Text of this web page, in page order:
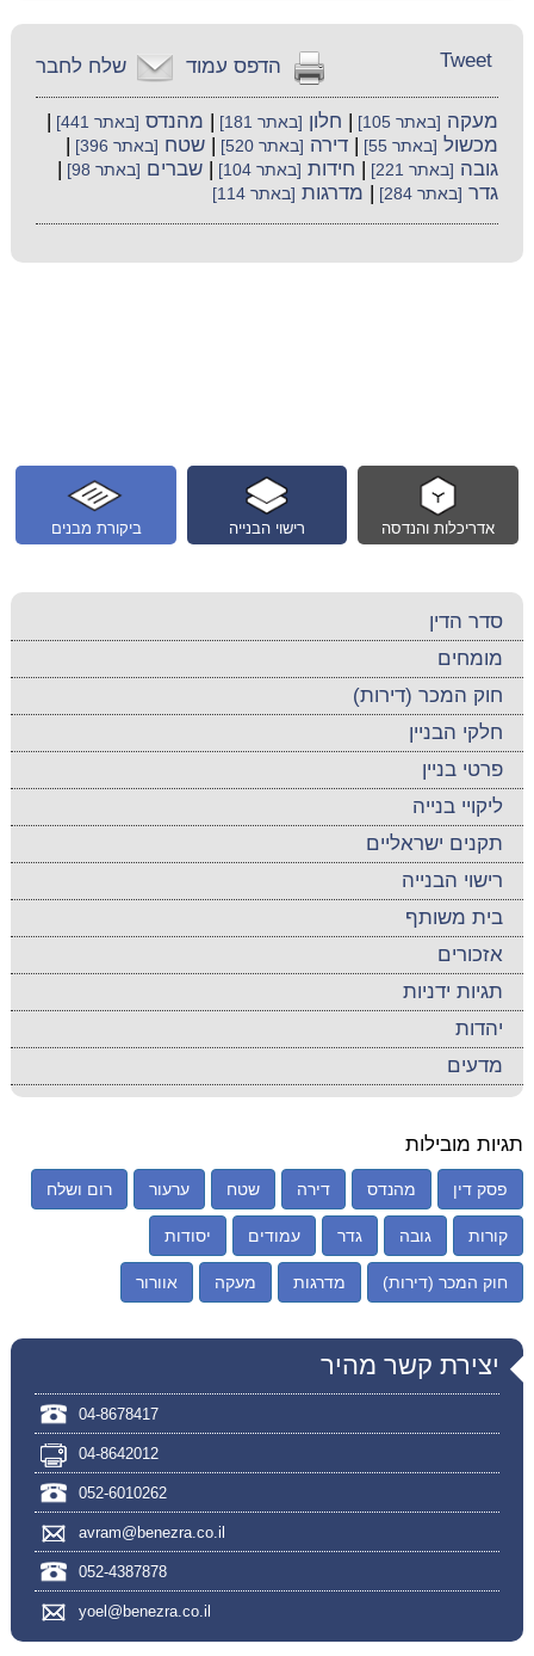
שלח לחבר הדפס עמוד Tweet
מעקה [באתר 105] חלון [באתר 181] מהנדס [באתר 441]
מכשול [באתר 55] |דירה [באתר 520] |שטח [באתר 396]
גובה [באתר 221] חידות [באתר 104] |שברים [באתר 98]
גדר [באתר 284] מדרגות [באתר 114]
ביקורת מבנים רישוי הבנייה אדריכלות והנדסה
סדר הדין
מומחים
חוק המכר (דירות)
חלקי הבניין
פרטי בניין
ליקויי בנייה
תקנים ישראליים
רישוי הבנייה
בית משותף
אזכורים
תגיות ידניות
יהדות
מדעים
תגיות מובילות
פסק דין מהנדס דירה שטח ערעור רום ושלח
קורות גובה גדר עמודים יסודות
חוק המכר (דירות) מדרגות מעקה אוורור
יצירת קשר מהיר
04-8678417
04-8642012
052-6010262
avram@benezra.co.il
052-4387878
yoel@benezra.co.il